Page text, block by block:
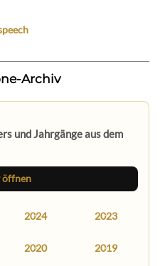
Archiv
und Jahrgänge aus dem
2024 2023
2020 2019